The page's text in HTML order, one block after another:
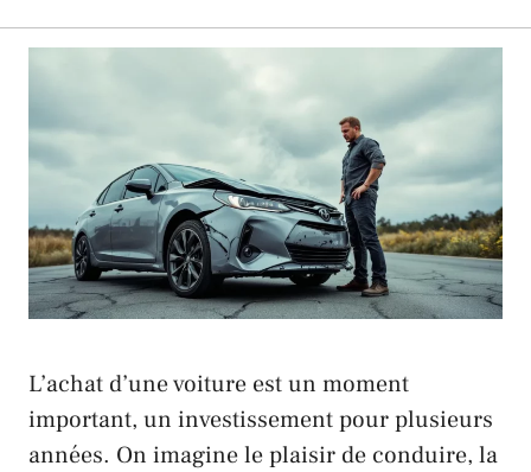
L’achat d’une voiture est un moment
important, un investissement pour plusieurs
années. On imagine le plaisir de conduire, la